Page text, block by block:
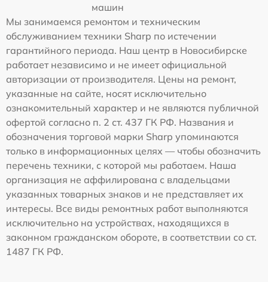
машин
Мы занимаемся ремонтом и техническим
обслуживанием техники Sharp по истечении
гарантийного периода. Наш центр в Новосибирске
работает независимо и не имеет официальной
авторизации от производителя. Цены на ремонт,
указанные на сайте, носят исключительно
ознакомительный характер и не являются публичной
офертой согласно п. 2 ст. 437 ГК РФ. Названия и
обозначения торговой марки Sharp упоминаются
только в информационных целях — чтобы обозначить
перечень техники, с которой мы работаем. Наша
организация не аффилирована с владельцами
указанных товарных знаков и не представляет их
интересы. Все виды ремонтных работ выполняются
исключительно на устройствах, находящихся в
законном гражданском обороте, в соответствии со ст.
1487 ГК РФ.